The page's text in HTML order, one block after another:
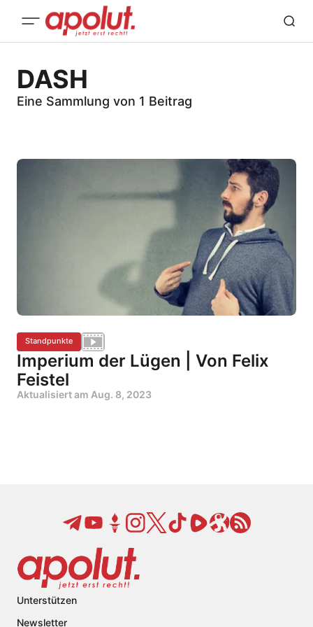
DASH
Eine Sammlung von 1 Beitrag
Standpunkte
Imperium der Lügen | Von Felix
Feistel
Aktualisiert am Aug. 8, 2023
Unterstützen
Newsletter